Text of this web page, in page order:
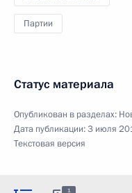
Партии
Статус материала
Опубликован в разделах:
Дата публикации:3 июля
Текстовая версия
1